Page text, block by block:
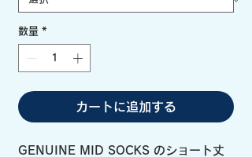
数量 *
カートに追加する
GENUINE MID SOCKS のショート丈